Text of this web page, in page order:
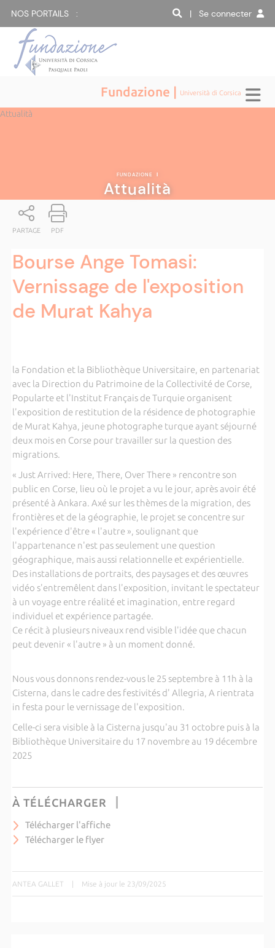
NOS PORTAILS : | Se connecter
Fundazione | Università di Corsica
Attualità
FUNDAZIONE |
Attualità
PARTAGE PDF
Bourse Ange Tomasi:
Vernissage de l'exposition
de Murat Kahya
la Fondation et la Bibliothèque Universitaire, en partenariat
avec la Direction du Patrimoine de la Collectivité de Corse,
Popularte et l'Institut Français de Turquie organisent
l'exposition de restitution de la résidence de photographie
de Murat Kahya, jeune photographe turque ayant séjourné
deux mois en Corse pour travailler sur la question des
migrations.
« Just Arrived: Here, There, Over There » rencontre son
public en Corse, lieu où le projet a vu le jour, après avoir été
présenté à Ankara. Axé sur les thèmes de la migration, des
frontières et de la géographie, le projet se concentre sur
l'expérience d'être « l'autre », soulignant que
l'appartenance n'est pas seulement une question
géographique, mais aussi relationnelle et expérientielle.
Des installations de portraits, des paysages et des œuvres
vidéo s'entremêlent dans l'exposition, invitant le spectateur
à un voyage entre réalité et imagination, entre regard
individuel et expérience partagée.
Ce récit à plusieurs niveaux rend visible l'idée que chacun
peut devenir « l'autre » à un moment donné.
Nous vous donnons rendez-vous le 25 septembre à 11h à la
Cisterna, dans le cadre des festivités d' Allegria, A rientrata
in festa pour le vernissage de l'exposition.
Celle-ci sera visible à la Cisterna jusqu'au 31 octobre puis à la
Bibliothèque Universitaire du 17 novembre au 19 décembre
2025
À TÉLÉCHARGER
Télécharger l'affiche
Télécharger le flyer
ANTEA GALLET | Mise à jour le 23/09/2025